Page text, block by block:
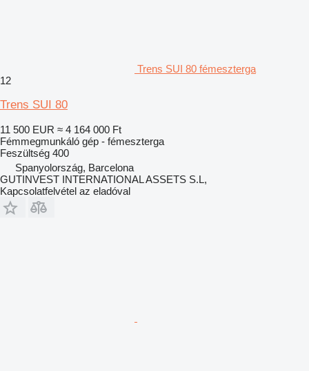
Trens SUI 80 fémeszterga
12
Trens SUI 80
11 500 EUR ≈ 4 164 000 Ft
Fémmegmunkáló gép - fémeszterga
Feszültség 400
Spanyolország, Barcelona
GUTINVEST INTERNATIONAL ASSETS S.L,
Kapcsolatfelvétel az eladóval